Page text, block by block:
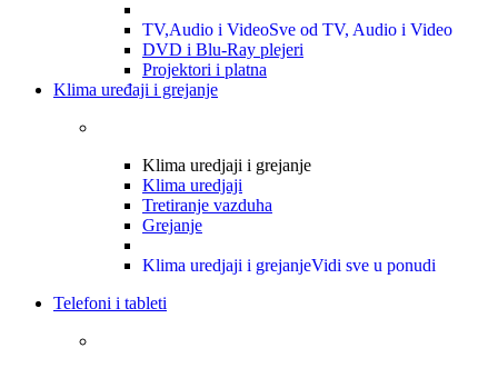
TV,Audio i VideoSve od TV, Audio i Video
DVD i Blu-Ray plejeri
Projektori i platna
Klima uređaji i grejanje
Klima uredjaji i grejanje
Klima uredjaji
Tretiranje vazduha
Grejanje
Klima uredjaji i grejanjeVidi sve u ponudi
Telefoni i tableti